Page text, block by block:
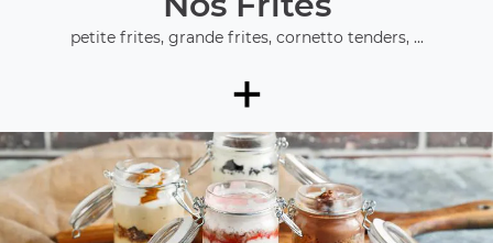
petite frites, grande frites, cornetto tenders, ...
+